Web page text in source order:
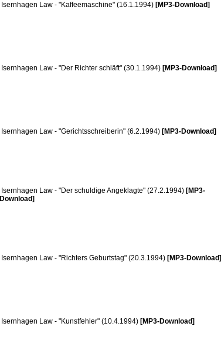
Isernhagen Law - "Kaffeemaschine" (16.1.1994) [MP3-Download]
Isernhagen Law - "Der Richter schläft" (30.1.1994) [MP3-Download]
Isernhagen Law - "Gerichtsschreiberin" (6.2.1994) [MP3-Download]
Isernhagen Law - "Der schuldige Angeklagte" (27.2.1994) [MP3-
Download]
Isernhagen Law - "Richters Geburtstag" (20.3.1994) [MP3-Download]
Isernhagen Law - "Kunstfehler" (10.4.1994) [MP3-Download]